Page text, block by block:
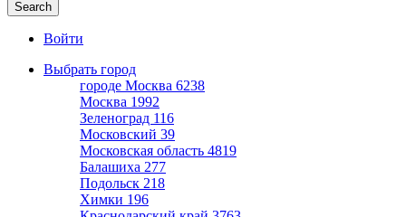
Войти
Выбрать город
городе Москва 6238
Москва 1992
Зеленоград 116
Московский 39
Московская область 4819
Балашиха 277
Подольск 218
Химки 196